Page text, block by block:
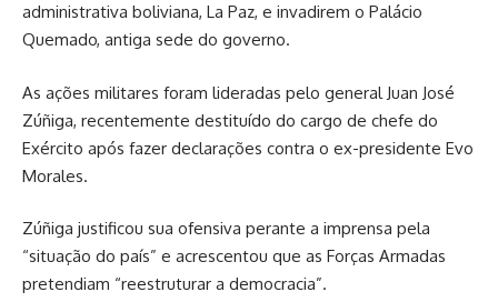
administrativa boliviana, La Paz, e invadirem o Palácio
Quemado, antiga sede do governo.
As ações militares foram lideradas pelo general Juan José
Zúñiga, recentemente destituído do cargo de chefe do
Exército após fazer declarações contra o ex-presidente Evo
Morales.
Zúñiga justificou sua ofensiva perante a imprensa pela
“situação do país” e acrescentou que as Forças Armadas
pretendiam “reestruturar a democracia”.